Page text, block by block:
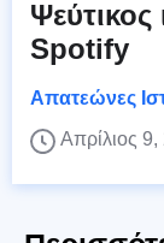
Spotify
Απατεώνες
Απρίλιος